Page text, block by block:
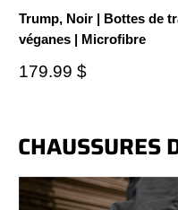
Trump, Noir | Bottes de
véganes | Microfibre
Prix
179.99 $
CHAUSSURES